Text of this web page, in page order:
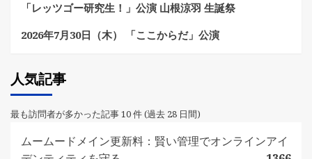
「レッツゴー研究生！」公演 山根涼羽 生誕祭
2026年7月30日（木） 「ここからだ」公演
人気記事
最も訪問者が多かった記事 10 件 (過去 28 日間)
ムームードメイン更新料：賢い管理でオンラインアイ